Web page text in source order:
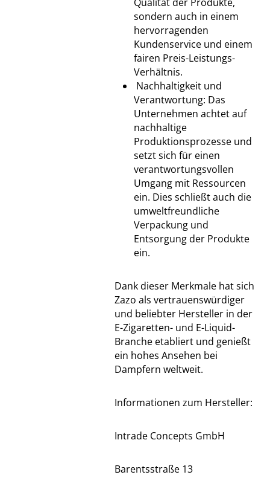
sondern auch in einem
hervorragenden
Kundenservice und einem
fairen Preis-Leistungs-
Verhältnis.
Nachhaltigkeit und
Verantwortung: Das
Unternehmen achtet auf
nachhaltige
Produktionsprozesse und
setzt sich für einen
verantwortungsvollen
Umgang mit Ressourcen
ein. Dies schließt auch die
umweltfreundliche
Verpackung und
Entsorgung der Produkte
ein.
Dank dieser Merkmale hat sich
Zazo als vertrauenswürdiger
und beliebter Hersteller in der
E-Zigaretten- und E-Liquid-
Branche etabliert und genießt
ein hohes Ansehen bei
Dampfern weltweit.
Informationen zum Hersteller:
Intrade Concepts GmbH
Barentsstraße 13